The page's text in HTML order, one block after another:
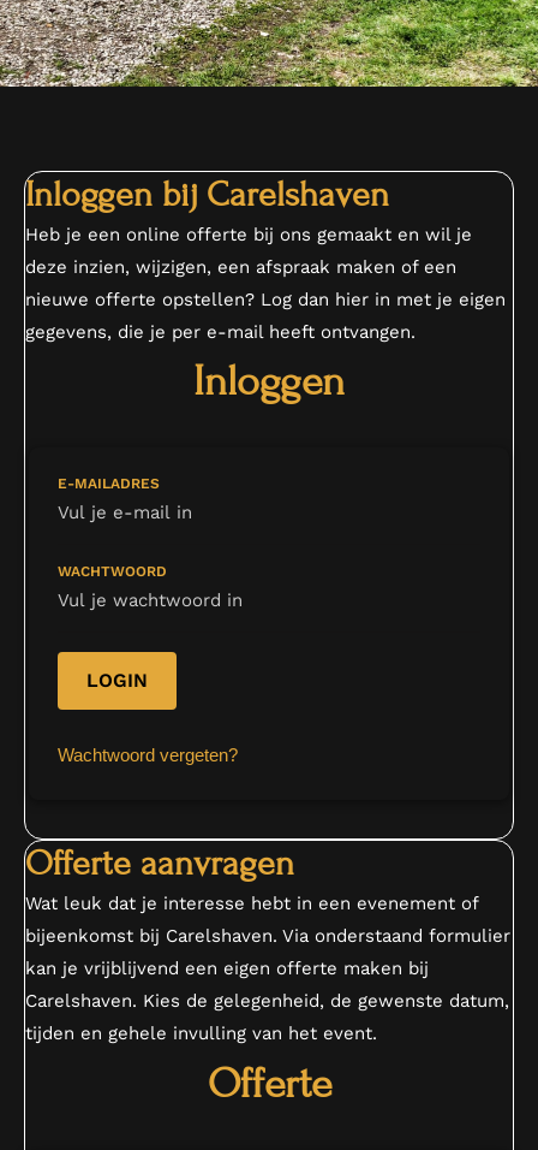
Inloggen bij Carelshaven
Heb je een online offerte bij ons gemaakt en wil je
deze inzien, wijzigen, een afspraak maken of een
nieuwe offerte opstellen? Log dan hier in met je eigen
gegevens, die je per e-mail heeft ontvangen.
Inloggen
E-MAILADRES
WACHTWOORD
Wachtwoord vergeten?
Offerte aanvragen
Wat leuk dat je interesse hebt in een evenement of
bijeenkomst bij Carelshaven. Via onderstaand formulier
kan je vrijblijvend een eigen offerte maken bij
Carelshaven. Kies de gelegenheid, de gewenste datum,
tijden en gehele invulling van het event.
Offerte